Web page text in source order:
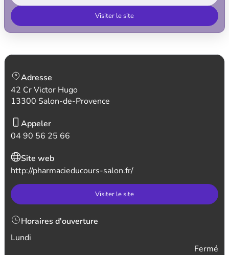
Visiter le site
Adresse
42 Cr Victor Hugo
13300 Salon-de-Provence
Appeler
04 90 56 25 66
Site web
http://pharmacieducours-salon.fr/
Visiter le site
Horaires d'ouverture
Lundi
Fermé